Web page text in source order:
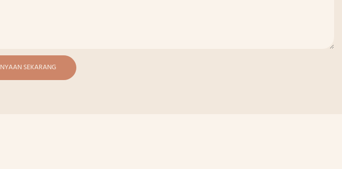
SEKARANG